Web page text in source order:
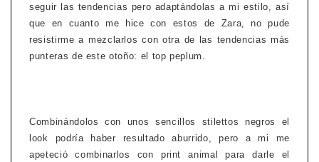
seguir las tendencias pero adaptándolas a mi estilo, así
que en cuanto me hice con estos de Zara, no pude
resistirme a mezclarlos con otra de las tendencias más
punteras de este otoño: el top peplum.
Combinándolos con unos sencillos stilettos negros el
look podría haber resultado aburrido, pero a mi me
apeteció combinarlos con print animal para darle el